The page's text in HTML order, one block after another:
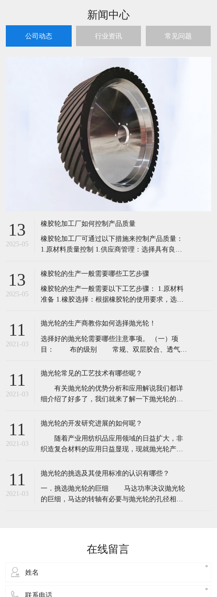
新闻中心
公司动态 行业资讯 常见问题
13
2025-05
橡胶轮加工厂如何控制产品质量
橡胶轮加工厂可通过以下措施来控制产品质量：
1.原材料质量控制 1.供应商管理：选择具有良好
商名录。定期对供应商进行评估和审核，确保其
验：原材料入厂时，严格按照标准进行检验。例
如，检查橡胶的物理性能，包括
13
2025-05
橡胶轮的生产一般需要哪些工艺步骤
橡胶轮的生产一般需要以下工艺步骤： 1.原材料
准备 1.橡胶选择：根据橡胶轮的使用要求，选择
耐磨性，适用于一些对弹性要求较高的场合；丁
用途的橡胶轮。 2.配合剂添加：为了改善橡胶的
性能，需要添加各种配合剂。
11
2021-03
抛光轮的生产商教你如何选择抛光轮！
选择好的抛光轮需要哪些注意事项。 （一）项
目： 布的级别 常规、双层胶合、透气性
数，厚度 标准缝法还是螺旋缝合 （二）针对
（精加工过程）和精抛（上光过程），选用合适
的抛光轮可以达到最佳抛光效果，同时提
11
2021-03
抛光轮常见的工艺技术有哪些呢？
有关抛光轮的优势分析和应用解说我们都详
细介绍了好多了，我们就来了解一下抛光轮的抛
将产品达到更好的表面效果。那么要想能够去获
量的抛光工具和辅助用品了。其中的油石、砂纸
为工具，钻石研磨膏为辅助品。 抛光材料工
11
2021-03
抛光轮的开发研究进展的如何呢？
随着产业用纺织品应用领域的日益扩大，非
织造复合材料的应用日益显现，现就抛光轮产品
产品上，尤其在轻工、机械产品生产过程中是一
品的抛光，它对于提高产品表面质量起着关键性
的决定作用。目前我国对产品表面抛磨一般采用
11
2021-03
抛光轮的挑选及其使用标准的认识有哪些？
一．挑选抛光轮的巨细 马达功率决议抛光轮
的巨细，马达的转轴有必要与抛光轮的孔径相配
光轮和抛光 抛光轮的滚动方向朝向你自个
在线留言